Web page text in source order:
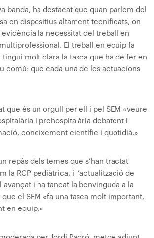
banda, ha destacat que quan parlem del
en dispositius altament tecnificats, on
evidència la necessitat del treball en
El treball en equip fa
tingui molt clara la tasca que ha de fer en
comú: que cada una de les actuacions
que és un orgull per ell i pel SEM «veure
i prehospitalària debatent i
coneixement científic i quotidià.»
repàs dels temes que s’han tractat
la RCP pediàtrica, i l’actualització de
avançat i ha tancat la benvinguda a la
el SEM «fa una tasca molt important,
en equip.»